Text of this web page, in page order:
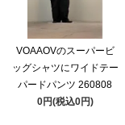
VOAAOVのスーパービ
ッグシャツにワイドテー
パードパンツ 260808
0円(税込0円)